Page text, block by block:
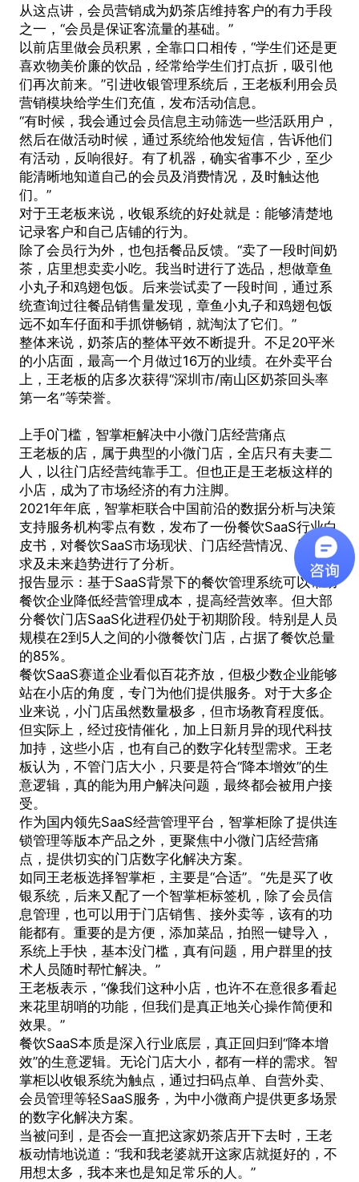
从这点讲，会员营销成为奶茶店维持客户的有力手段
之一，“会员是保证客流量的基础。”
以前店里做会员积累，全靠口口相传，“学生们还是更
喜欢物美价廉的饮品，经常给学生们打点折，吸引他
们再次前来。”引进收银管理系统后，王老板利用会员
营销模块给学生们充值，发布活动信息。
“有时候，我会通过会员信息主动筛选一些活跃用户，
然后在做活动时候，通过系统给他发短信，告诉他们
有活动，反响很好。有了机器，确实省事不少，至少
能清晰地知道自己的会员及消费情况，及时触达他
们。”
对于王老板来说，收银系统的好处就是：能够清楚地
记录客户和自己店铺的行为。
除了会员行为外，也包括餐品反馈。“卖了一段时间奶
茶，店里想卖卖小吃。我当时进行了选品，想做章鱼
小丸子和鸡翅包饭。后来尝试卖了一段时间，通过系
统查询过往餐品销售量发现，章鱼小丸子和鸡翅包饭
远不如车仔面和手抓饼畅销，就淘汰了它们。”
整体来说，奶茶店的整体平效不断提升。不足20平米
的小店面，最高一个月做过16万的业绩。在外卖平台
上，王老板的店多次获得“深圳市/南山区奶茶回头率
第一名”等荣誉。
上手0门槛，智掌柜解决中小微门店经营痛点
王老板的店，属于典型的小微门店，全店只有夫妻二
人，以往门店经营纯靠手工。但也正是王老板这样的
小店，成为了市场经济的有力注脚。
2021年年底，智掌柜联合中国前沿的数据分析与决策
支持服务机构零点有数，发布了一份餐饮SaaS行业白
皮书，对餐饮SaaS市场现状、门店经营情况、用户需
求及未来趋势进行了分析。
报告显示：基于SaaS背景下的餐饮管理系统可以帮助
餐饮企业降低经营管理成本，提高经营效率。但大部
分餐饮门店SaaS化进程仍处于初期阶段。特别是人员
规模在2到5人之间的小微餐饮门店，占据了餐饮总量
的85%。
餐饮SaaS赛道企业看似百花齐放，但极少数企业能够
站在小店的角度，专门为他们提供服务。对于大多企
业来说，小门店虽然数量极多，但市场教育程度低。
但实际上，经过疫情催化，加上日新月异的现代科技
加持，这些小店，也有自己的数字化转型需求。王老
板认为，不管门店大小，只要是符合“降本增效”的生
意逻辑，真的能为用户解决问题，最终都会被用户接
受。
作为国内领先SaaS经营管理平台，智掌柜除了提供连
锁管理等版本产品之外，更聚焦中小微门店经营痛
点，提供切实的门店数字化解决方案。
如同王老板选择智掌柜，主要是“合适”。“先是买了收
银系统，后来又配了一个智掌柜标签机，除了会员信
息管理，也可以用于门店销售、接外卖等，该有的功
能都有。重要的是方便，添加菜品，拍照一键导入，
系统上手快，基本没门槛，真有问题，用户群里的技
术人员随时帮忙解决。”
王老板表示，“像我们这种小店，也许不在意很多看起
来花里胡哨的功能，但我们是真正地关心操作简便和
效果。”
餐饮SaaS本质是深入行业底层，真正回归到“降本增
效”的生意逻辑。无论门店大小，都有一样的需求。智
掌柜以收银系统为触点，通过扫码点单、自营外卖、
会员管理等轻SaaS服务，为中小微商户提供更多场景
的数字化解决方案。
当被问到，是否会一直把这家奶茶店开下去时，王老
板动情地说道：“我和我老婆就开这家店就挺好的，不
用想太多，我本来也是知足常乐的人。”